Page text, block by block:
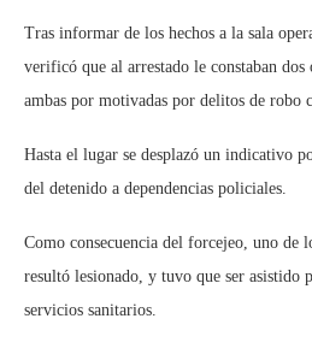
Tras informar de los hechos a la sala
verificó que al arrestado le constaban dos
ambas por motivadas por delitos de robo
Hasta el lugar se desplazó un indicativo
del detenido a dependencias policiales.
Como consecuencia del forcejeo, uno de
resultó lesionado, y tuvo que ser asistido
servicios sanitarios.